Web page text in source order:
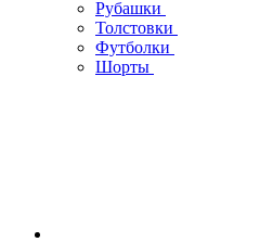
Рубашки
Толстовки
Футболки
Шорты